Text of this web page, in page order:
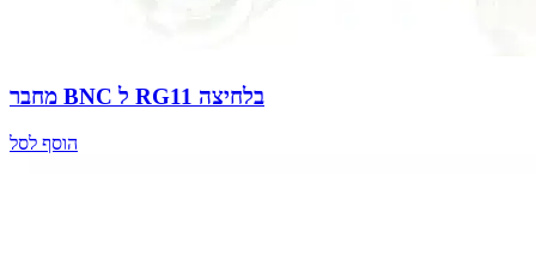
מחבר BNC ל RG11 בלחיצה
הוסף לסל